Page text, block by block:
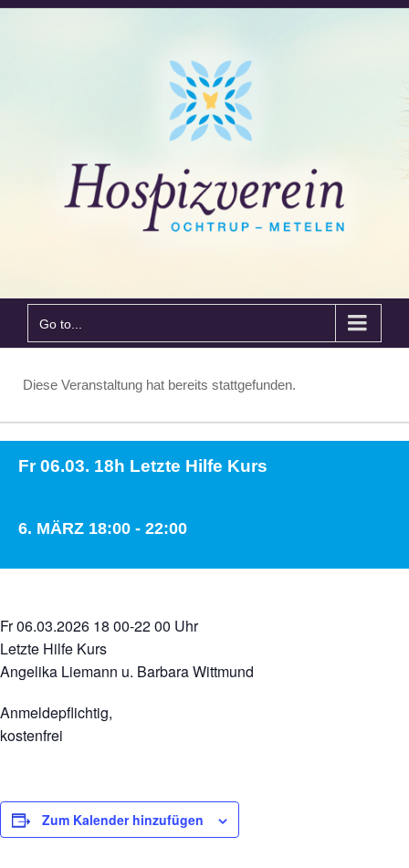
Go to...
Diese Veranstaltung hat bereits stattgefunden.
Fr 06.03. 18h Letzte Hilfe Kurs
6. MÄRZ 18:00 - 22:00
Fr 06.03.2026 18 00-22 00 Uhr
Letzte Hilfe Kurs
Angelika Liemann u. Barbara Wittmund
Anmeldepflichtig,
kostenfrei
Zum Kalender hinzufügen